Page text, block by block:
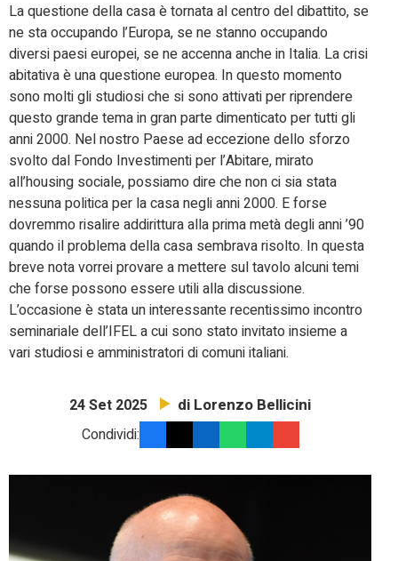
La questione della casa è tornata al centro del dibattito, se
ne sta occupando l’Europa, se ne stanno occupando
diversi paesi europei, se ne accenna anche in Italia. La crisi
abitativa è una questione europea. In questo momento
sono molti gli studiosi che si sono attivati per riprendere
questo grande tema in gran parte dimenticato per tutti gli
anni 2000. Nel nostro Paese ad eccezione dello sforzo
svolto dal Fondo Investimenti per l’Abitare, mirato
all’housing sociale, possiamo dire che non ci sia stata
nessuna politica per la casa negli anni 2000. E forse
dovremmo risalire addirittura alla prima metà degli anni ’90
quando il problema della casa sembrava risolto. In questa
breve nota vorrei provare a mettere sul tavolo alcuni temi
che forse possono essere utili alla discussione.
L’occasione è stata un interessante recentissimo incontro
seminariale dell’IFEL a cui sono stato invitato insieme a
vari studiosi e amministratori di comuni italiani.
24 Set 2025 di Lorenzo Bellicini
Condividi: